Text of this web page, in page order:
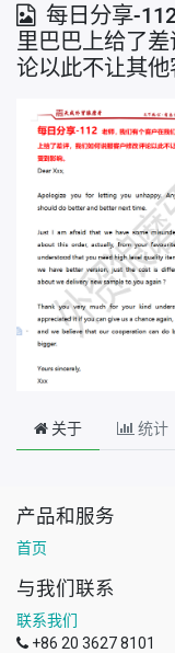
每日分享-
里巴巴上给了
论以此不让其他
关于 统计
产品和服务
首页
与我们联系
联系我们
+86 20 3627 8101